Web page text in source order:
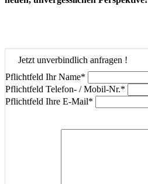
Jetzt unverbindlich anfragen !
Pflichtfeld Ihr Name*
Pflichtfeld Telefon- / Mobil-Nr.*
Pflichtfeld Ihre E-Mail*